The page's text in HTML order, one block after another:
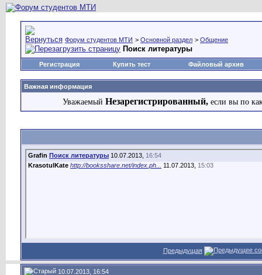
Форум студентов МТИ > Основной раздел > Общение
Поиск литературы
Регистрация Купить тест Файловый архив
Важная информация
Уважаемый Незарегистрированный, если вы по
Grafin Поиск литературы 10.07.2013, 16:54
KrasotulKate http://booksshare.net/index.ph... 11.07.2013, 15:03
Предыдущая
10.07.2013, 16:54